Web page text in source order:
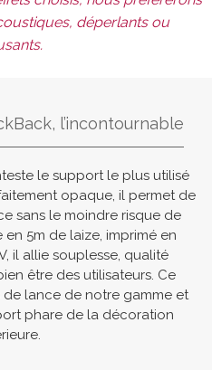
déperlants ou
l’incontournable
le support le plus utilisé
opaque, il permet de
sans le moindre risque de
5m de laize, imprimé en
il allie souplesse, qualité
être des utilisateurs. Ce
lance de notre gamme et
phare de la décoration